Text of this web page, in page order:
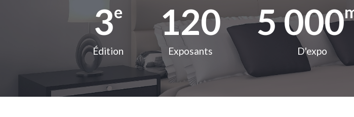
3e
Édition
120
Exposants
5 000
D'expo